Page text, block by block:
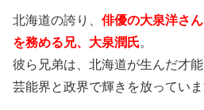
北海道の誇り、 俳優の大泉洋さん
を務める兄、大泉潤氏。
彼ら兄弟は、北海道が生んだ才能
芸能界と政界で輝きを放っていま